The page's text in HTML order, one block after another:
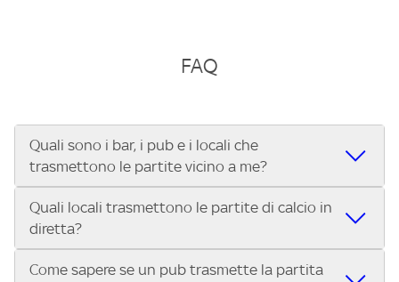
FAQ
Quali sono i bar, i pub e i locali che
trasmettono le partite vicino a me?
Se cerchi un bar, pub, ristorante o locale vicino a te per
vedere le partite di Serie A ENILIVE, la Serie C Sky Wifi, la
UEFA Champions League, la UEFA Europa League, la UEFA
Conference League, il Tennis, la Formula 1®, la MotoGP™ e
Quali locali trasmettono le partite di calcio in
diretta?
Vuoi sapere quali bar, pub o ristoranti mostrano le partite
Come sapere se un pub trasmette la partita